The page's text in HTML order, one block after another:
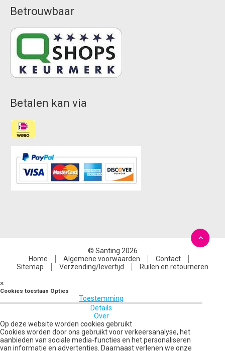
Betrouwbaar
Betalen kan via
© Santing 2026
Home
Algemene voorwaarden
Contact
Sitemap
Verzending/levertijd Ruilen en retourneren
×
Cookies toestaan Opties
Toestemming
Details
Over
Op deze website worden cookies gebruikt
Cookies worden door ons gebruikt voor verkeersanalyse, het
aanbieden van sociale media-functies en het personaliseren
van informatie en advertenties. Daarnaast verlenen we onze